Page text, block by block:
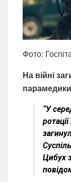
Фото:
На війні
“У
Цибух